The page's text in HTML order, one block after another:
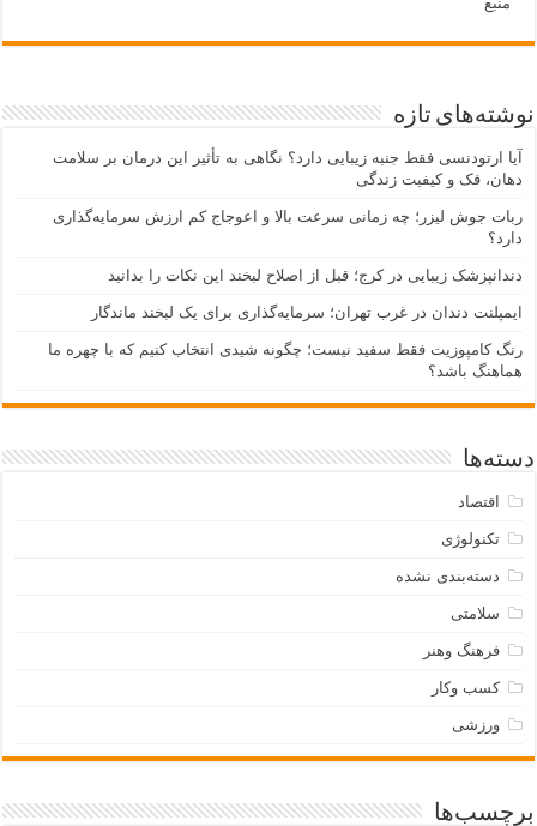
نوشته‌های تازه
آیا ارتودنسی فقط جنبه زیبایی دارد؟ نگاهی به تأثیر این درمان بر سلامت
دهان، فک و کیفیت زندگی
ربات جوش لیزر؛ چه زمانی سرعت بالا و اعوجاج کم ارزش سرمایه‌گذاری
دارد؟
دندانپزشک زیبایی در کرج؛ قبل از اصلاح لبخند این نکات را بدانید
ایمپلنت دندان در غرب تهران؛ سرمایه‌گذاری برای یک لبخند ماندگار
رنگ کامپوزیت فقط سفید نیست؛ چگونه شیدی انتخاب کنیم که با چهره ما
هماهنگ باشد؟
دسته‌ها
اقتصاد
تکنولوژی
دسته‌بندی نشده
سلامتی
فرهنگ وهنر
کسب وکار
ورزشی
برچسب‌ها